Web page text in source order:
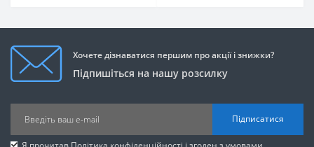
Хочете дізнаватися першим про акції і знижки?
Підпишіться на нашу розсилку
Підписатися